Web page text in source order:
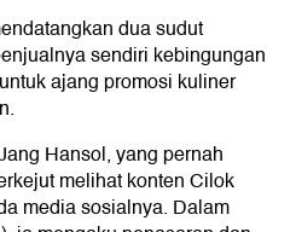
dua sudut
sendiri kebingungan
ajang promosi kuliner
Hansol, yang pernah
melihat konten Cilok
media sosialnya. Dalam